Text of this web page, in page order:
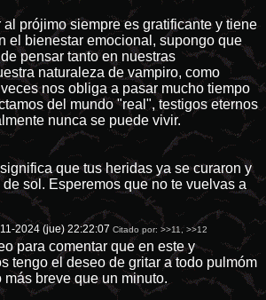
al prójimo siempre es gratificante y tiene
el bienestar emocional, supongo que
pensar tanto en nuestras
naturaleza de vampiro, como
nos obliga a pasar mucho tiempo
del mundo "real", testigos eternos
nunca se puede vivir.
que tus heridas ya se curaron y
sol. Esperemos que no te vuelvas a
2024 (jue) 22:22:07 Citado por:>>11,>>12
para comentar que en este y
tengo el deseo de gritar a todo pulmóm
breve que un minuto.